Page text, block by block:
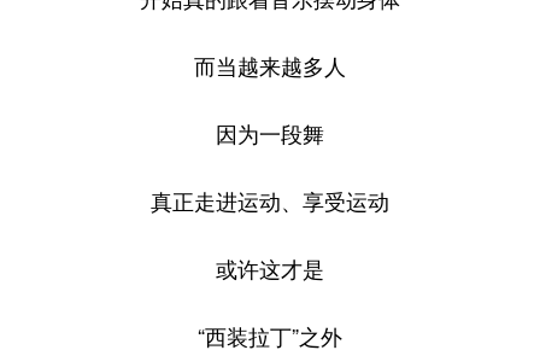
而当越来越多人
因为一段舞
真正走进运动、享受运动
或许这才是
“西装拉丁”之外